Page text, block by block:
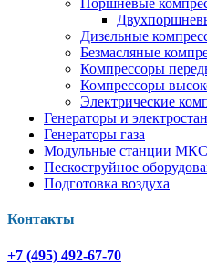
Поршневые
Дизельные
Безмасляные
Компрессоры
Компрессоры
Электрические
Генераторы и
Генераторы газа
Модульные станции МКС
Пескоструйное
Подготовка воздуха
Контакты
+7 (495) 492-67-70